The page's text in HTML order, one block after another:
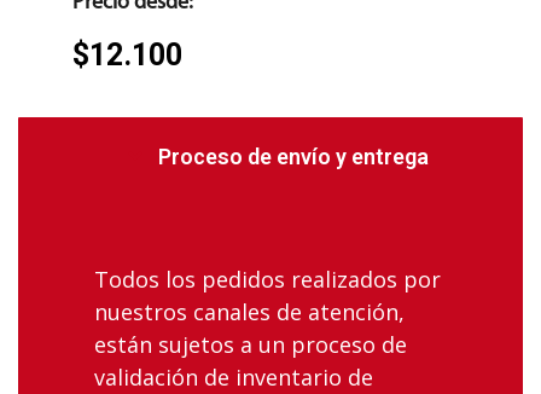
$12.100
Proceso de envío y entrega
Todos los pedidos realizados por
nuestros canales de atención,
están sujetos a un proceso de
validación de inventario de